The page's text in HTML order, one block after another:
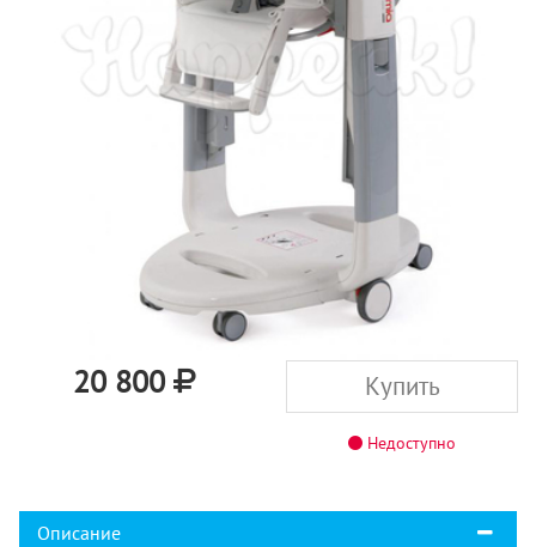
20 800 Купить
Недоступно
Описание